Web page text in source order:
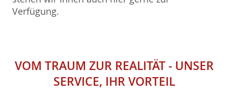
Verfügung.
VOM TRAUM ZUR REALITÄT - UNSER
SERVICE, IHR VORTEIL